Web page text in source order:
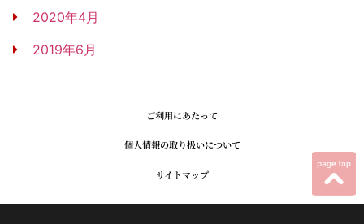
2020年4月
2019年6月
ご利用にあたって
個人情報の取り扱いについて
サイトマップ